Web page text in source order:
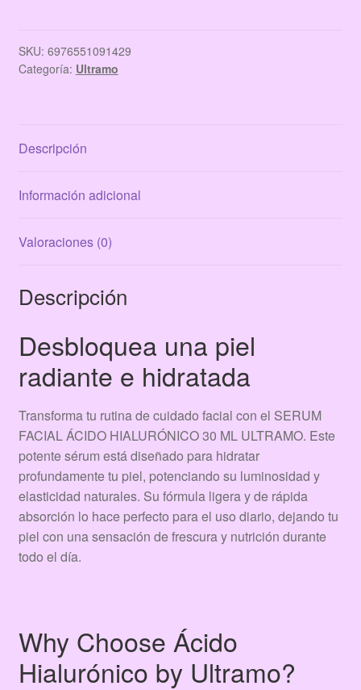
30
ML
SKU: 6976551091429
Categoría: Ultramo
Descripción
Información adicional
Valoraciones (0)
Descripción
Desbloquea una piel
radiante e hidratada
Transforma tu rutina de cuidado facial con el SERUM
FACIAL ÁCIDO HIALURÓNICO 30 ML ULTRAMO. Este
potente sérum está diseñado para hidratar
profundamente tu piel, potenciando su luminosidad y
elasticidad naturales. Su fórmula ligera y de rápida
absorción lo hace perfecto para el uso diario, dejando tu
piel con una sensación de frescura y nutrición durante
todo el día.
Why Choose Ácido
Hialurónico by Ultramo?